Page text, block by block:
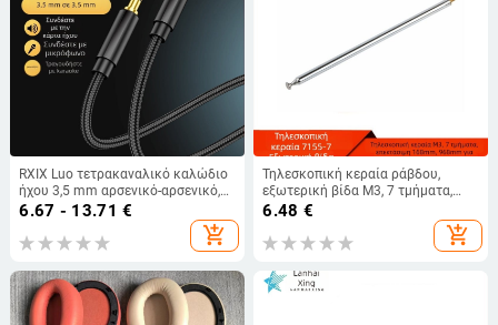
RXIX Luo τετρακαναλικό καλώδιο
ήχου 3,5 mm αρσενικό-αρσενικό,
επίχρυσα βύσματα, αγώγιμος
6.67 - 13.71 €
add_shopping_cart
Τηλεσκοπική κεραία ράβδου,
εξωτερική βίδα M3, 7 τμήματα,
εκτεινόμενη για τηλεχειριστήριο
6.48 €
add_shopping_cart